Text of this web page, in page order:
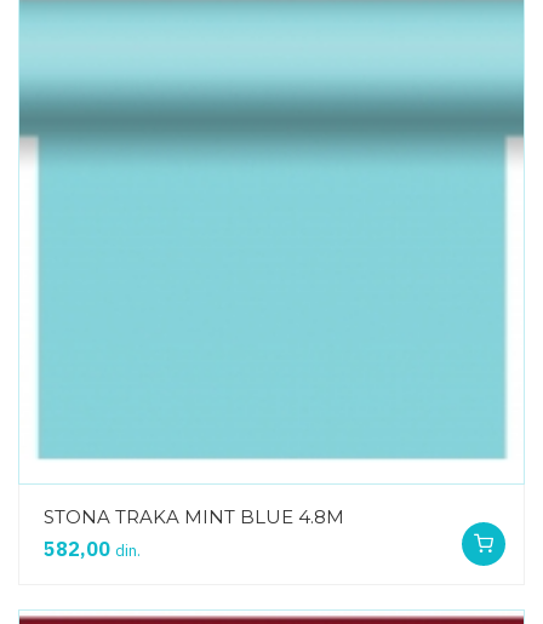
STONA TRAKA MINT BLUE 4.8M
582,00 din.